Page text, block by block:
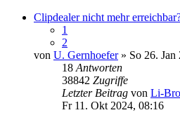
Clipdealer nicht mehr
1
2
von U. Gernhoefer» So 26. Jan
18 Antworten
38842 Zugriffe
Letzter Beitrag von Li-Bro
Fr 11. Okt 2024, 08:16